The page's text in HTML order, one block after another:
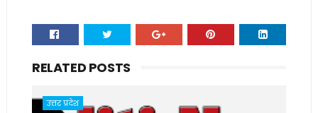
RELATED POSTS
उत्तर प्रदेश